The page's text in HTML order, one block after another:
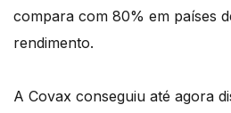
compara com 80% em países
rendimento.
A Covax conseguiu até agora